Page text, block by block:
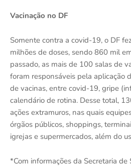
Vacinação no DF
Somente contra a covid-19, o DF
milhões de doses, sendo 860 mil
passado, as mais de 100 salas de
foram responsáveis pela aplicação
de vacinas, entre covid-19, gripe
calendário de rotina. Desse total,
ações extramuros, nas quais
órgãos públicos, shoppings,
igrejas e supermercados, além do
*Com informações da Secretaria de